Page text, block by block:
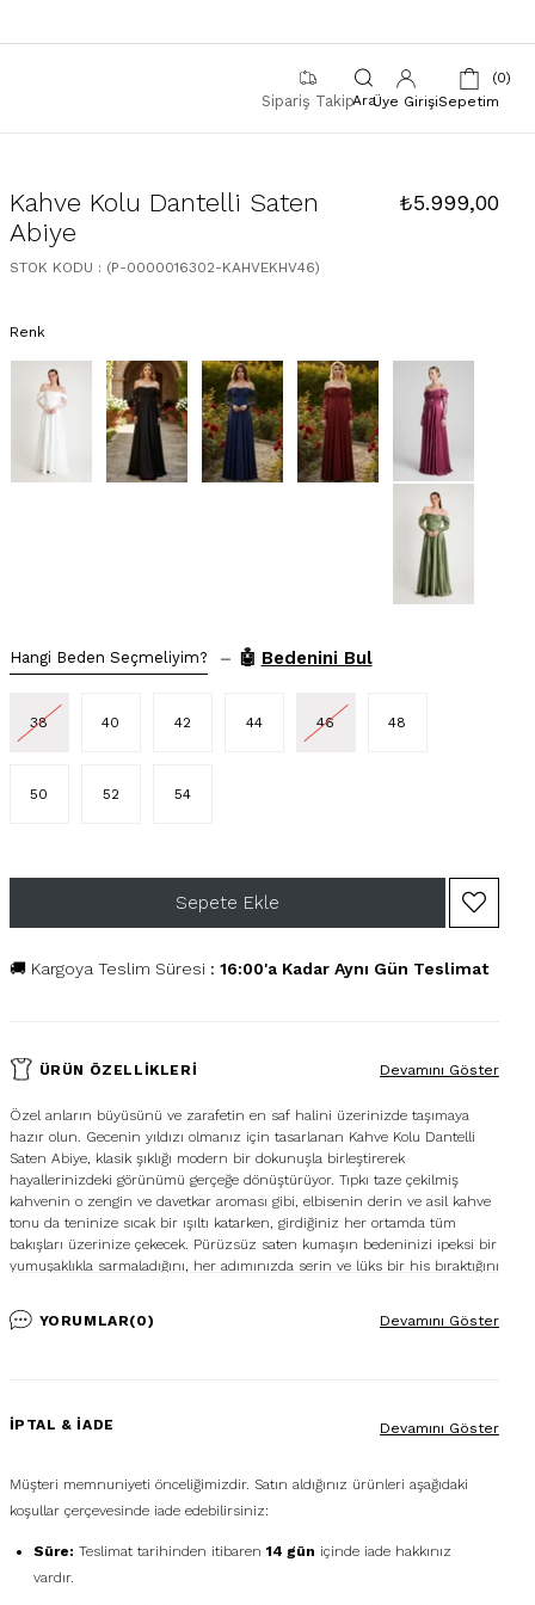
Sipariş Takip Üye GirişiSepetim
0
Kahve Kolu Dantelli Saten
Abiye
₺5.999,00
STOK KODU (P-0000016302-KAHVEKHV46)
Renk
Hangi Beden Seçmeliyim? – 🤖 Bedenini Bul
38 40 42 44 46 48
50 52 54
🚚 Kargoya Teslim Süresi : 16:00'a Kadar Aynı Gün Teslimat
ÜRÜN ÖZELLIKLERI
Özel anların büyüsünü ve zarafetin en saf halini üzerinizde taşımaya
hazır olun. Gecenin yıldızı olmanız için tasarlanan Kahve Kolu Dantelli
Saten Abiye, klasik şıklığı modern bir dokunuşla birleştirerek
hayallerinizdeki görünümü gerçeğe dönüştürüyor. Tıpkı taze çekilmiş
kahvenin o zengin ve davetkar aroması gibi, elbisenin derin ve asil kahve
tonu da teninize sıcak bir ışıltı katarken, girdiğiniz her ortamda tüm
bakışları üzerinize çekecek. Pürüzsüz saten kumaşın bedeninizi ipeksi bir
yumuşaklıkla sarmaladığını, her adımınızda serin ve lüks bir his bıraktığını
unutulmaz anıların bir sembolü.
Devamını Göster
YORUMLAR(0) Devamını Göster
İPTAL & İADE
Müşteri memnuniyeti önceliğimizdir. Satın aldığınız ürünleri aşağıdaki
koşullar çerçevesinde iade edebilirsiniz:
Süre: Teslimat tarihinden itibaren 14 gün içinde iade hakkınız
vardır.
Devamını Göster